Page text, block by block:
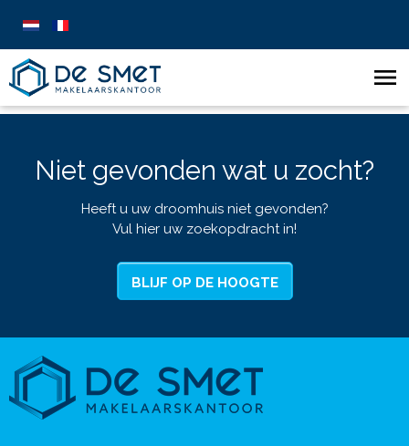
Niet gevonden wat u zocht?
Heeft u uw droomhuis niet gevonden?
Vul hier uw zoekopdracht in!
BLIJF OP DE HOOGTE